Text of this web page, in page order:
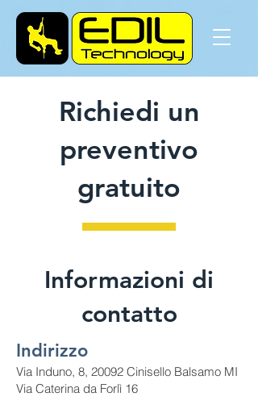
Richiedi un
preventivo
gratuito
Informazioni di
contatto
Indirizzo
Via Induno, 8, 20092 Cinisello Balsamo MI
Via Caterina da Forlì 16